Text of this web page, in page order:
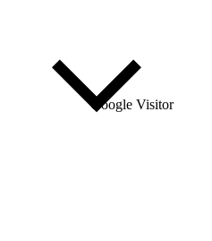
Google Visitor